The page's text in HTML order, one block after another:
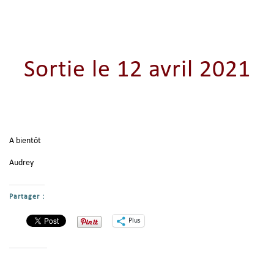
Sortie le 12 avril 2021
A bientôt
Audrey
Partager :
Plus